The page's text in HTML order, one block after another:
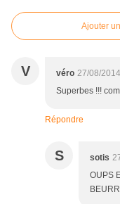
Ajouter
V véro 27/08/
Superbes !!!
Répondre
S sotis
OUPS